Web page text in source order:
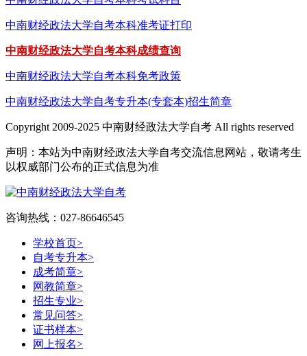
中南财经政法大学自考本科准考证打印
中南财经政法大学自考本科成绩查询
中南财经政法大学自考本科免考政策
中南财经政法大学自考专升本(专套本)招生简章
Copyright 2009-2025 中南财经政法大学自考 All rights reserved
声明：本站为中南财经政法大学自考交流信息网站，敬请考生
以权威部门公布的正式信息为准
咨询热线：027-86646545
学校首页>
自考专升本>
成考简章>
网教简章>
招生专业>
常见问答>
证书样本>
网上报名>